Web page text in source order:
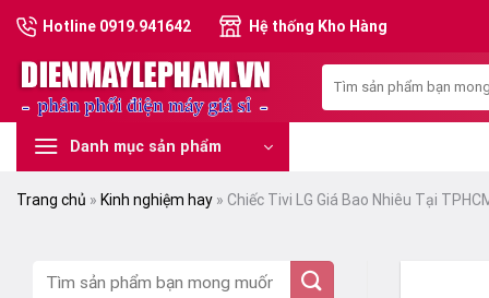
Skip
content
Hotline 0919.941642 Hệ thống Kho Hàng
kiếm:
Danh mục sản phẩm
Trang chủ » Kinh nghiệm hay » Chiếc Tivi LG Giá Bao Nhiêu Tại